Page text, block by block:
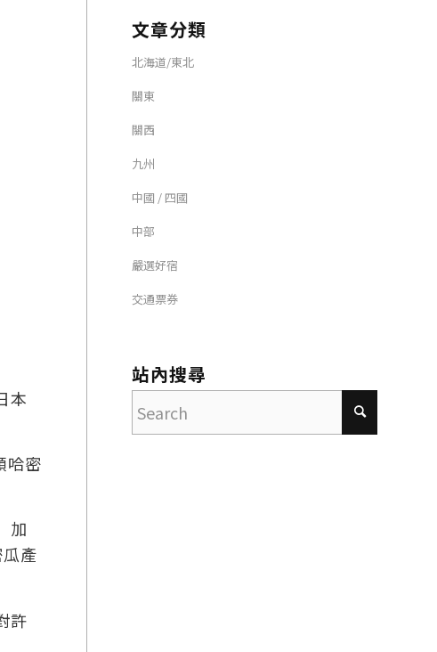
本
哈密
加
產
許
文章分類
北海道/東北
關東
關西
九州
中國 / 四國
中部
嚴選好宿
交通票券
站內搜尋